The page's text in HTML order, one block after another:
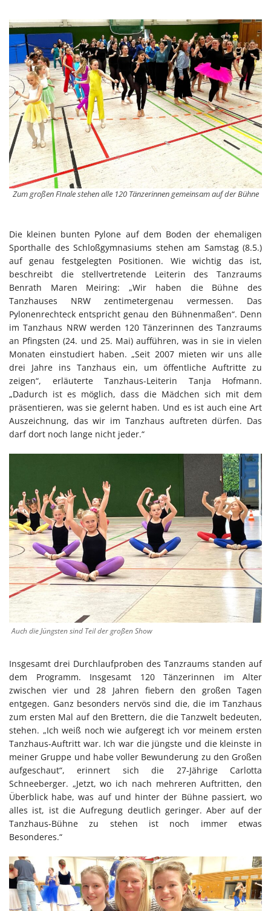
Zum großen FInale stehen alle 120 Tänzerinnen gemeinsam auf der Bühne
Die kleinen bunten Pylone auf dem Boden der ehemaligen
Sporthalle des Schloßgymnasiums stehen am Samstag (8.5.)
auf genau festgelegten Positionen. Wie wichtig das ist,
beschreibt die stellvertretende Leiterin des Tanzraums
Benrath Maren Meiring: „Wir haben die Bühne des
Tanzhauses NRW zentimetergenau vermessen. Das
Pylonenrechteck entspricht genau den Bühnenmaßen“. Denn
im Tanzhaus NRW werden 120 Tänzerinnen des Tanzraums
an Pfingsten (24. und 25. Mai) aufführen, was in sie in vielen
Monaten einstudiert haben. „Seit 2007 mieten wir uns alle
drei Jahre ins Tanzhaus ein, um öffentliche Auftritte zu
zeigen“, erläuterte Tanzhaus-Leiterin Tanja Hofmann.
„Dadurch ist es möglich, dass die Mädchen sich mit dem
präsentieren, was sie gelernt haben. Und es ist auch eine Art
Auszeichnung, das wir im Tanzhaus auftreten dürfen. Das
darf dort noch lange nicht jeder.“
Auch die Jüngsten sind Teil der großen Show
Insgesamt drei Durchlaufproben des Tanzraums standen auf
dem Programm. Insgesamt 120 Tänzerinnen im Alter
zwischen vier und 28 Jahren fiebern den großen Tagen
entgegen. Ganz besonders nervös sind die, die im Tanzhaus
zum ersten Mal auf den Brettern, die die Tanzwelt bedeuten,
stehen. „Ich weiß noch wie aufgeregt ich vor meinem ersten
Tanzhaus-Auftritt war. Ich war die jüngste und die kleinste in
meiner Gruppe und habe voller Bewunderung zu den Großen
aufgeschaut“, erinnert sich die 27-Jährige Carlotta
Schneeberger. „Jetzt, wo ich nach mehreren Auftritten, den
Überblick habe, was auf und hinter der Bühne passiert, wo
alles ist, ist die Aufregung deutlich geringer. Aber auf der
Tanzhaus-Bühne zu stehen ist noch immer etwas
Besonderes.“